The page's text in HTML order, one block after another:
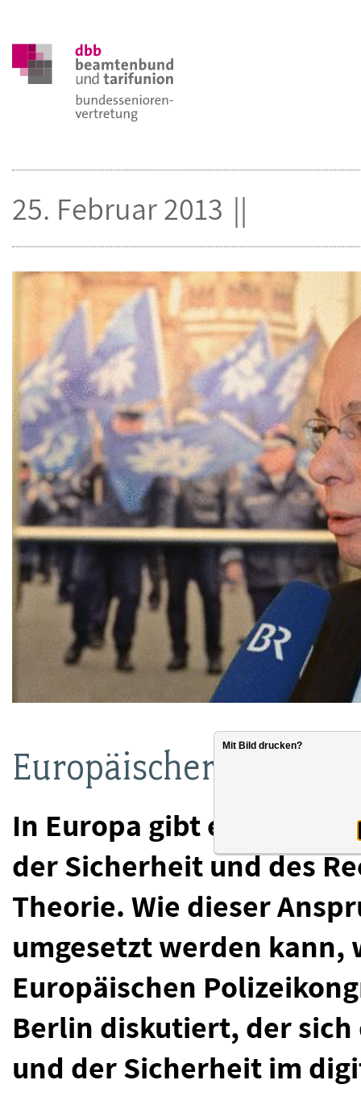
Europäischer
In Europa gibt es einen
der Sicherheit und des
Theorie. Wie dieser
umgesetzt werden
Europäischen
Berlin diskutiert, der sich
und der Sicherheit im
25. Februar 2013
Mit Bild drucken?